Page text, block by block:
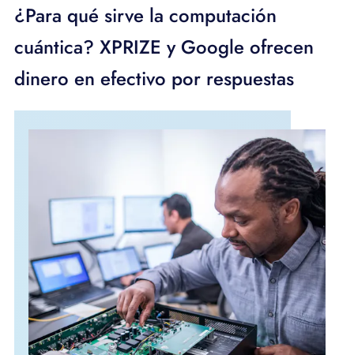
Televisión
Teléfono
¿Para qué sirve la computación
cuántica? XPRIZE y Google ofrecen
dinero en efectivo por respuestas